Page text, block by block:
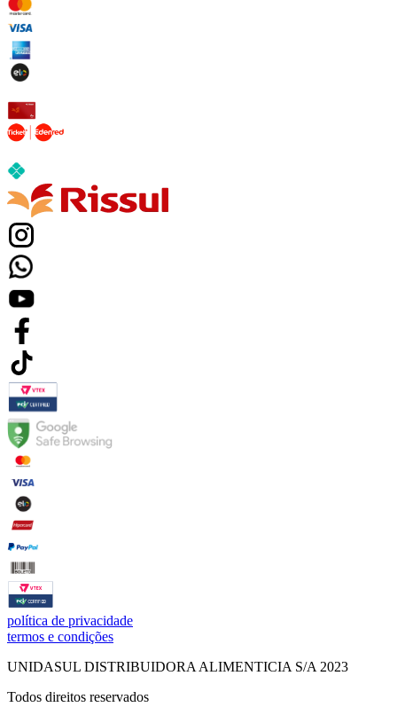
política de privacidade
termos e condições
UNIDASUL DISTRIBUIDORA ALIMENTICIA S/A 2023
Todos direitos reservados